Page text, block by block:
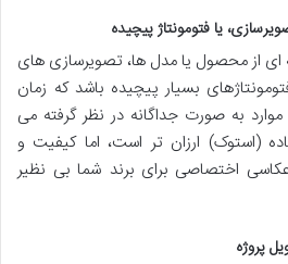
ای از محصول یا مدل ها، تصویرسازی های
بسیار پیچیده باشد که زمان
به صورت جداگانه در نظر گرفته می
(استوک) ارزان تر است، اما کیفیت و
اختصاصی برای برند شما بی نظیر